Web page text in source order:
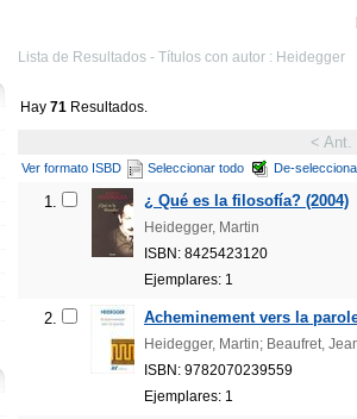
Lista de Resultados - Títulos con autor : Heidegger
Hay 71 Resultados.
< Ant.
Ver formato ISBD Seleccionar todo De-
1. ¿ Qué es la filosofía? (2004)
Heidegger, Martin
ISBN: 8425423120
Ejemplares: 1
2. Acheminement vers la
Heidegger, Martin; Beaufret,
ISBN: 9782070239559
Ejemplares: 1